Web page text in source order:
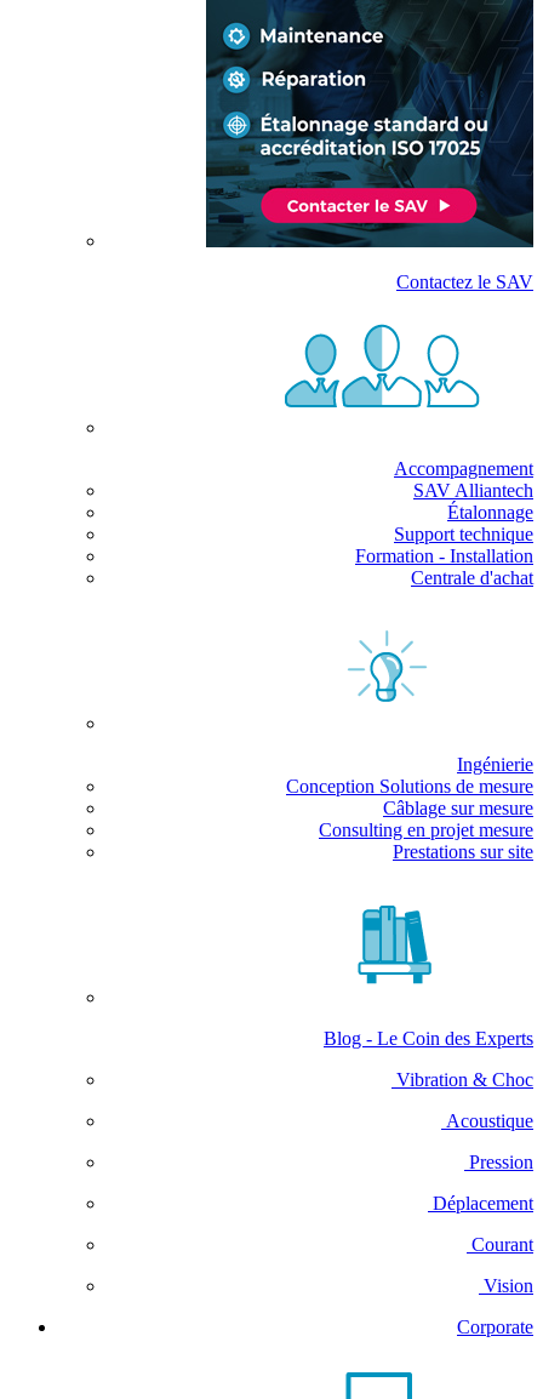
Contactez le SAV
Accompagnement
SAV Alliantech
Étalonnage
Support technique
Formation - Installation
Centrale d'achat
Ingénierie
Conception Solutions de mesure
Câblage sur mesure
Consulting en projet mesure
Prestations sur site
Blog - Le Coin des Experts
Vibration & Choc
Acoustique
Pression
Déplacement
Courant
Vision
Corporate